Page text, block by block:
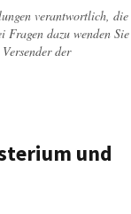
verantwortlich, die
Fragen dazu wenden Sie
der
und